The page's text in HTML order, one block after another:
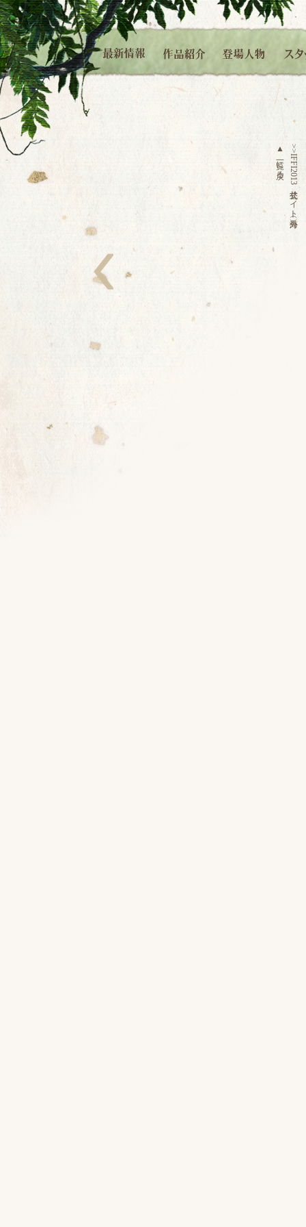
>>IFFI2013
公式サイト（海外）
▲
一覧に戻る